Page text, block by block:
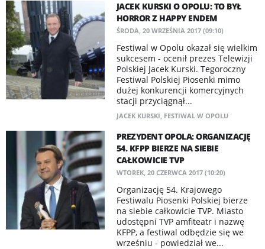
JACEK KURSKI O OPOLU: TO BYŁ
HORROR Z HAPPY ENDEM
ŚRODA, 20 WRZEŚNIA 2017 (09:10)
Festiwal w Opolu okazał się wielkim
sukcesem - ocenił prezes Telewizji
Polskiej Jacek Kurski. Tegoroczny
Festiwal Polskiej Piosenki mimo
dużej konkurencji komercyjnych
stacji przyciągnął...
JACEK KURSKI, FESTIWAL W OPOLU
PREZYDENT OPOLA: ORGANIZACJĘ
54. KFPP BIERZE NA SIEBIE
CAŁKOWICIE TVP
WTOREK, 20 CZERWCA 2017 (10:20)
Organizację 54. Krajowego
Festiwalu Piosenki Polskiej bierze
na siebie całkowicie TVP. Miasto
udostępni TVP amfiteatr i nazwę
KFPP, a festiwal odbędzie się we
wrześniu - powiedział we...